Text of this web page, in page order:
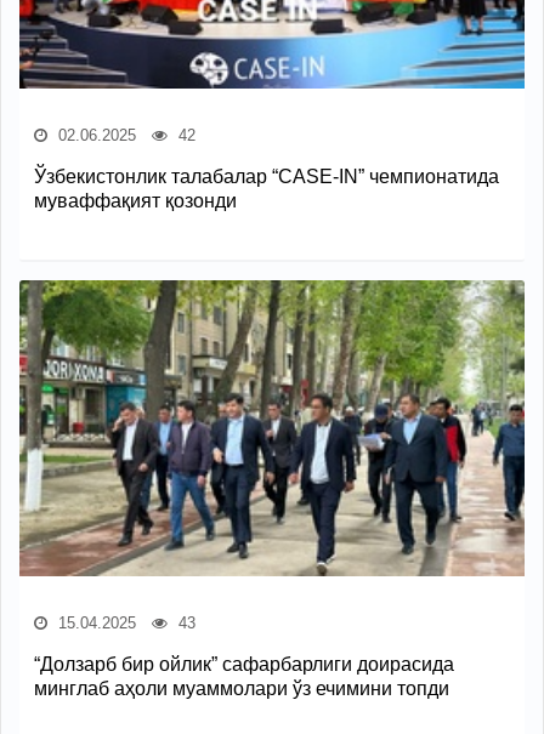
02.06.2025 42
Ўзбекистонлик талабалар “CASE-IN” чемпионатида
муваффақият қозонди
15.04.2025 43
“Долзарб бир ойлик” сафарбарлиги доирасида
минглаб аҳоли муаммолари ўз ечимини топди